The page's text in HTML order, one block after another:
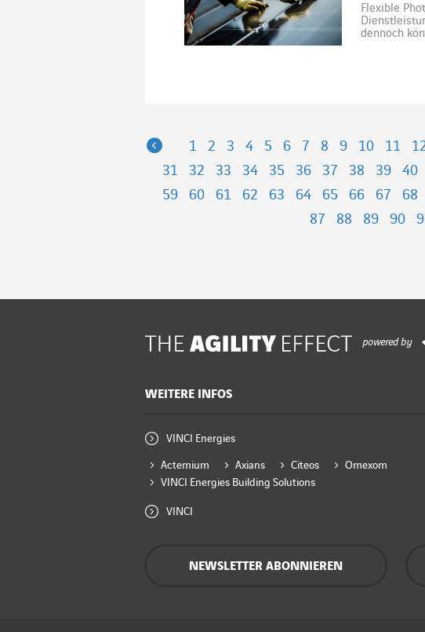
Flexible
dennoch
Previous
1 2 3 4 5 6 7 8 9 10 11
31
32 33 34 35 36 37 38 39 40
59
60 61 62 63 64 65 66 67 68
87
88 89 90
powered by
WEITERE INFOS
VINCI Energies
Actemium Axians Citeos
Omexom
VINCI Energies Building Solutions
VINCI
NEWSLETTER ABONNIEREN